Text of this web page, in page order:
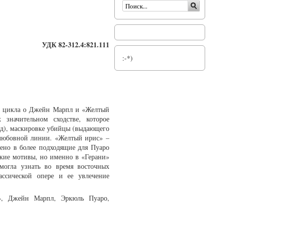
УДК 82-312.4:821.111
цикла о Джейн Марпл и «Желтый
сходстве, которое
маскировке убийцы (выдающего
линии. «Желтый ирис» –
в более подходящие для Пуаро
мотивы, но именно в «Герани»
узнать во время восточных
опере и ее увлечение
Джейн Марпл, Эркюль Пуаро,
Форма поиска
:-*)